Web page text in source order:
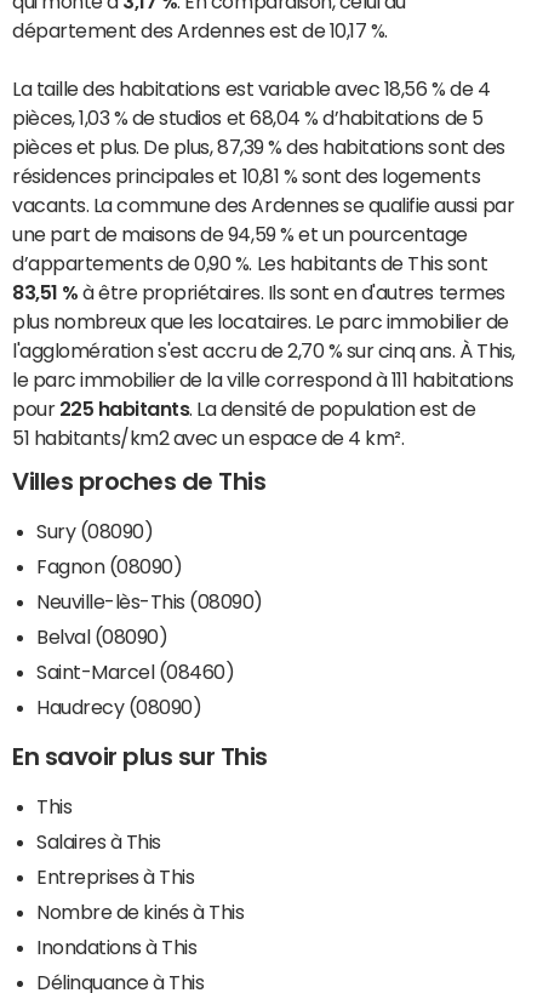
département des Ardennes est de 10,17 %.
La taille des habitations est variable avec 18,56 % de 4
pièces, 1,03 % de studios et 68,04 % d’habitations de 5
pièces et plus. De plus, 87,39 % des habitations sont des
résidences principales et 10,81 % sont des logements
vacants. La commune des Ardennes se qualifie aussi par
une part de maisons de 94,59 % et un pourcentage
d’appartements de 0,90 %. Les habitants de This sont
83,51 % à être propriétaires. Ils sont en d'autres termes
plus nombreux que les locataires. Le parc immobilier de
l'agglomération s'est accru de 2,70 % sur cinq ans. À This,
le parc immobilier de la ville correspond à 111 habitations
pour 225 habitants. La densité de population est de
51 habitants/km2 avec un espace de 4 km².
Villes proches de This
Sury (08090)
Fagnon (08090)
Neuville-lès-This (08090)
Belval (08090)
Saint-Marcel (08460)
Haudrecy (08090)
En savoir plus sur This
This
Salaires à This
Entreprises à This
Nombre de kinés à This
Inondations à This
Délinquance à This